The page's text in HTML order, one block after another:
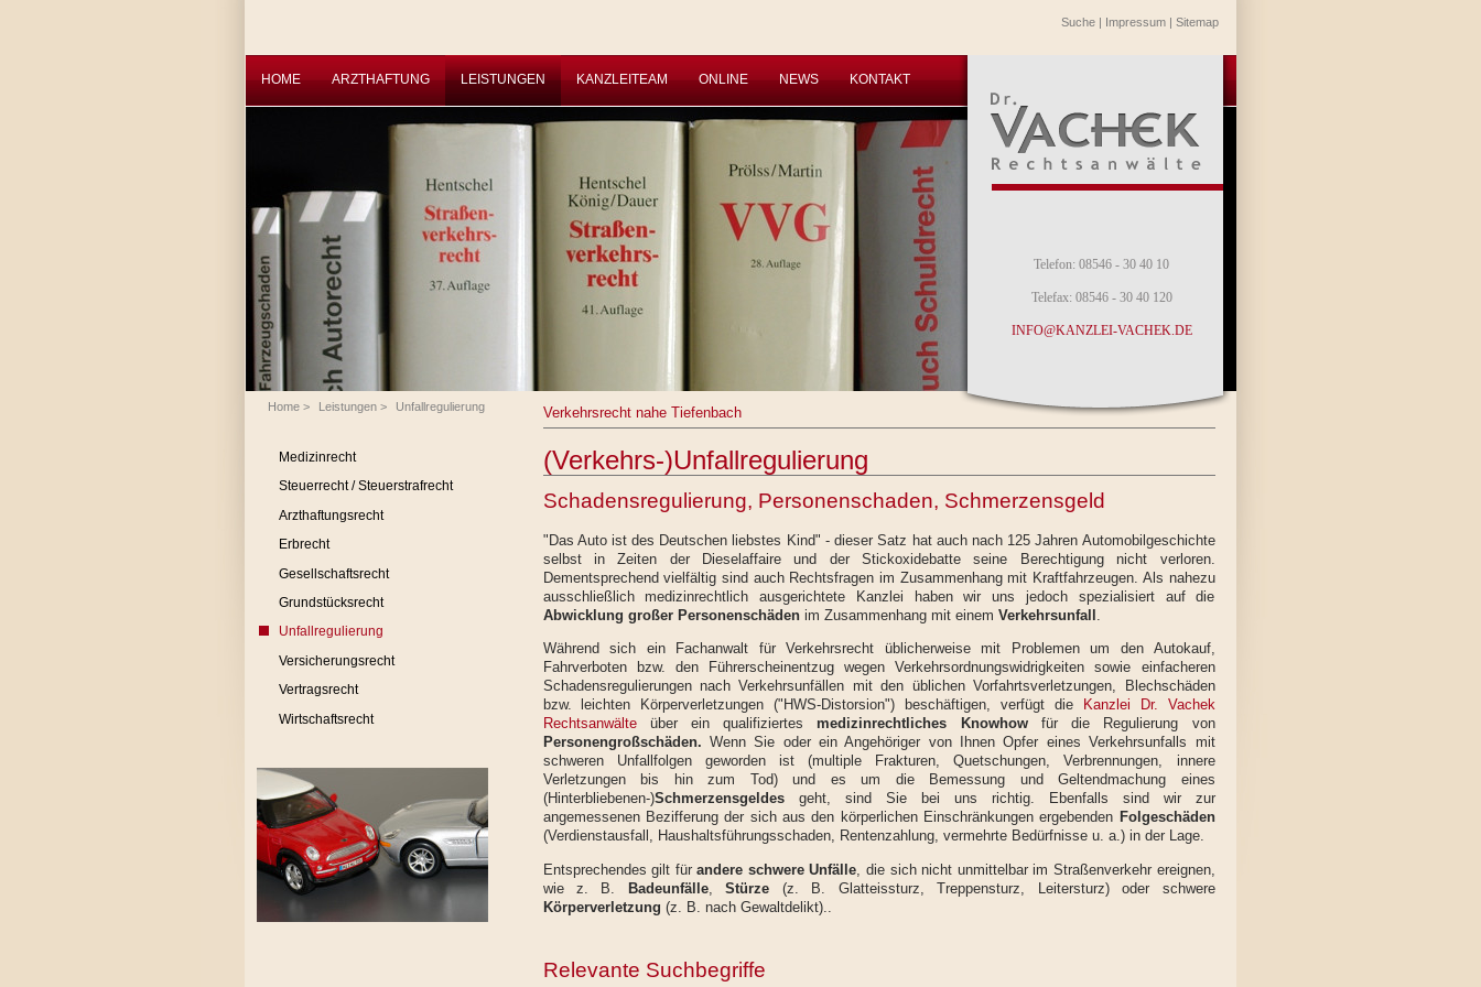
Suche| Impressum| Sitemap
HOME ARZTHAFTUNG LEISTUNGEN KANZLEITEAM ONLINE NEWS KONTAKT
Telefon: 08546 - 30 40 10
Telefax: 08546 - 30 40 120
INFO@KANZLEI-VACHEK.DE
Home> Leistungen> Unfallregulierung
Medizinrecht
Steuerrecht / Steuerstrafrecht
Arzthaftungsrecht
Erbrecht
Gesellschaftsrecht
Grundstücksrecht
Unfallregulierung
Versicherungsrecht
Vertragsrecht
Wirtschaftsrecht
Verkehrsrecht nahe Tiefenbach
(Verkehrs-)Unfallregulierung
Schadensregulierung, Personenschaden, Schmerzensgeld
"Das Auto ist des Deutschen liebstes Kind" - dieser Satz hat auch nach 125 Jahren Automobilgeschichte
selbst in Zeiten der Dieselaffaire und der Stickoxidebatte seine Berechtigung nicht verloren.
Dementsprechend vielfältig sind auch Rechtsfragen im Zusammenhang mit Kraftfahrzeugen. Als nahezu
ausschließlich medizinrechtlich ausgerichtete Kanzlei haben wir uns jedoch spezialisiert auf die
Abwicklung großer Personenschädenim Zusammenhang mit einem Verkehrsunfall .
Während sich ein Fachanwalt für Verkehrsrecht üblicherweise mit Problemen um den Autokauf,
Fahrverboten bzw. den Führerscheinentzug wegen Verkehrsordnungswidrigkeiten sowie einfacheren
Schadensregulierungen nach Verkehrsunfällen mit den üblichen Vorfahrtsverletzungen, Blechschäden
bzw. leichten Körperverletzungen ("HWS-Distorsion") beschäftigen, verfügt die
Kanzlei Dr. Vachek
Rechtsanwälte über ein qualifiziertesmedizinrechtliches Knowhowfür die Regulierung von
Personengroßschäden. Wenn Sie oder ein Angehöriger von Ihnen Opfer eines Verkehrsunfalls mit
schweren Unfallfolgen geworden ist (multiple Frakturen, Quetschungen, Verbrennungen, innere
Verletzungen bis hin zum Tod) und es um die Bemessung und Geltendmachung eines
(Hinterbliebenen-)Schmerzensgeldes geht, sind Sie bei uns richtig. Ebenfalls sind wir zur
angemessenen Bezifferung der sich aus den körperlichen Einschränkungen ergebenden Folgeschäden
(Verdienstausfall, Haushaltsführungsschaden, Rentenzahlung, vermehrte Bedürfnisse u. a.) in der Lage.
Entsprechendes gilt fürandere schwere Unfälle , die sich nicht unmittelbar im Straßenverkehr ereignen,
wie z. B. Badeunfälle,Stürze (z. B. Glatteissturz, Treppensturz, Leitersturz) oder schwere
Körperverletzung (z. B. nach Gewaltdelikt)..
Relevante Suchbegriffe